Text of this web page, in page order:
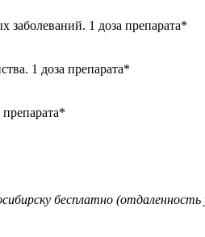
1 доза препарата*
1 доза препарата*
бесплатно